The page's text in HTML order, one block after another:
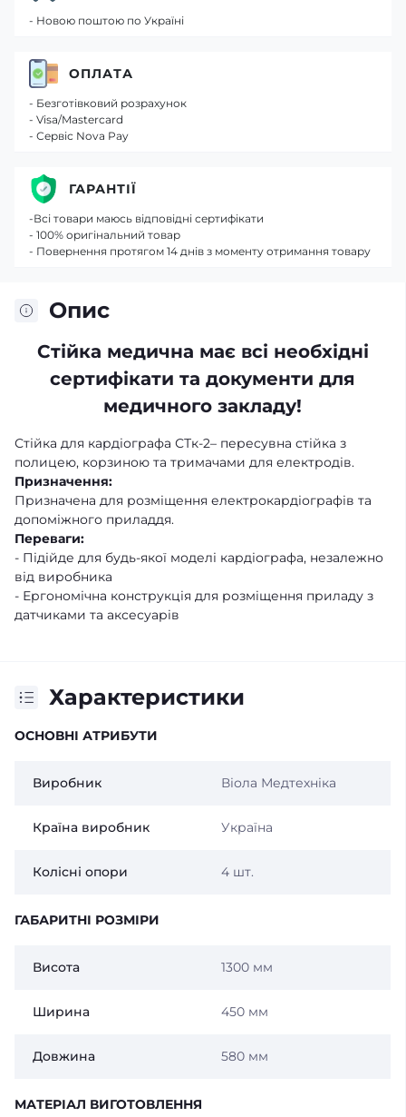
Опис
Стійка медична має всі необхідні
сертифікати та документи для
медичного закладу!
Стійка для кардіографа СТк-2– пересувна стійка з
полицею, корзиною та тримачами для електродів.
Призначення:
Призначена для розміщення електрокардіографів та
допоміжного приладдя.
Переваги:
- Підійде для будь-якої моделі кардіографа, незалежно
від виробника
- Ергономічна конструкція для розміщення приладу з
датчиками та аксесуарів
Характеристики
ОСНОВНІ АТРИБУТИ
Виробник Віола Медтехніка
Країна виробник Україна
Колісні опори 4 шт.
ГАБАРИТНІ РОЗМІРИ
Висота 1300 мм
Ширина 450 мм
Довжина 580 мм
МАТЕРІАЛ ВИГОТОВЛЕННЯ
- Новою поштою по Україні
ОПЛАТА
- Безготівковий розрахунок
- Visa/Mastercard
- Сервіс Nova Pay
ГАРАНТІЇ
-Всі товари маюсь відповідні сертифікати
- 100% оригінальний товар
- Повернення протягом 14 днів з моменту отримання товару